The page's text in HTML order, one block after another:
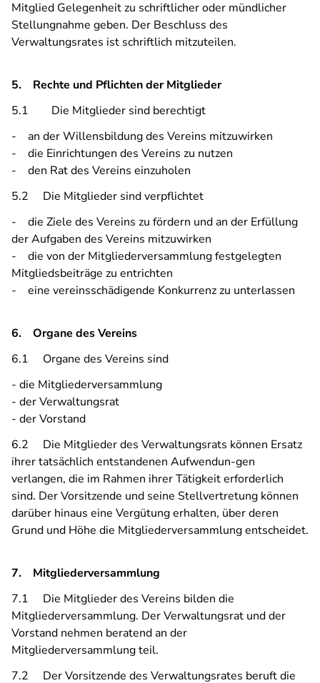
Mitglied Gelegenheit zu schriftlicher oder mündlicher
Stellungnahme geben. Der Beschluss des
Verwaltungsrates ist schriftlich mitzuteilen.
5. Rechte und Pflichten der Mitglieder
5.1 Die Mitglieder sind berechtigt
- an der Willensbildung des Vereins mitzuwirken
- die Einrichtungen des Vereins zu nutzen
- den Rat des Vereins einzuholen
5.2 Die Mitglieder sind verpflichtet
- die Ziele des Vereins zu fördern und an der Erfüllung
der Aufgaben des Vereins mitzuwirken
- die von der Mitgliederversammlung festgelegten
Mitgliedsbeiträge zu entrichten
- eine vereinsschädigende Konkurrenz zu unterlassen
6. Organe des Vereins
6.1 Organe des Vereins sind
- die Mitgliederversammlung
- der Verwaltungsrat
- der Vorstand
6.2 Die Mitglieder des Verwaltungsrats können Ersatz
ihrer tatsächlich entstandenen Aufwendun-gen
verlangen, die im Rahmen ihrer Tätigkeit erforderlich
sind. Der Vorsitzende und seine Stellvertretung können
darüber hinaus eine Vergütung erhalten, über deren
Grund und Höhe die Mitgliederversammlung entscheidet.
7. Mitgliederversammlung
7.1 Die Mitglieder des Vereins bilden die
Mitgliederversammlung. Der Verwaltungsrat und der
Vorstand nehmen beratend an der
Mitgliederversammlung teil.
7.2 Der Vorsitzende des Verwaltungsrates beruft die